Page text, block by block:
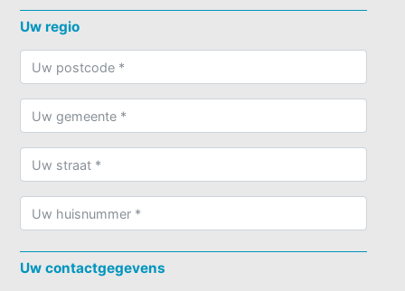
Uw regio
Uw contactgegevens